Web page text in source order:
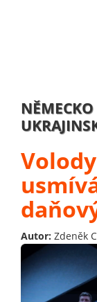
NĚMECKO
Autor: Zdeněk